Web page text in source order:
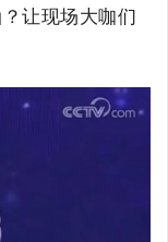
让现场大咖们